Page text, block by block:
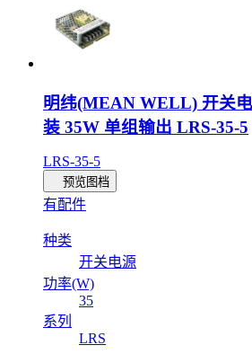
明纬(MEAN WELL) 开关
装 35W 单组输出 LRS-35-5
LRS-35-5
预览图档
有配件
种类
开关电源
功率(W)
35
系列
LRS